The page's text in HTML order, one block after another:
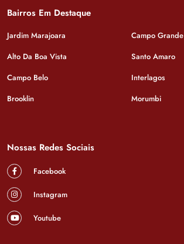
Bairros Em Destaque
Jardim Marajoara
Campo Grande
Alto Da Boa Vista
Santo Amaro
Campo Belo
Interlagos
Brooklin
Morumbi
Nossas Redes Sociais
Facebook
Instagram
Youtube